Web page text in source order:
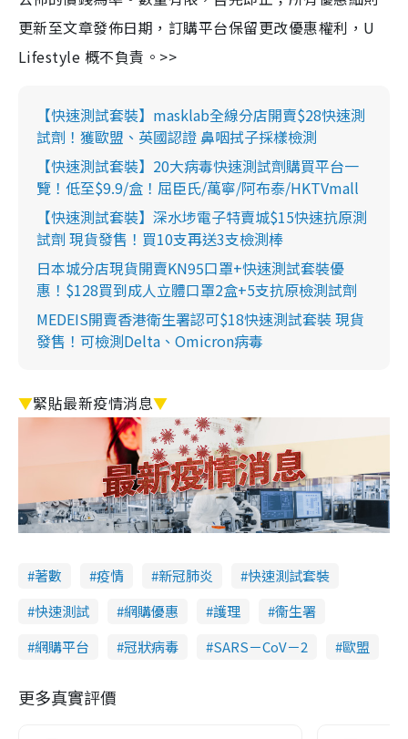
更新至文章發佈日期，訂購平台保留更改優惠權利，U
Lifestyle 概不負責。>>
【快速測試套裝】masklab全線分店開賣$28快速測
試劑！獲歐盟、英國認證 鼻咽拭子採樣檢測
【快速測試套裝】20大病毒快速測試劑購買平台一
覽！低至$9.9/盒！屈臣氏/萬寧/阿布泰/HKTVmall
【快速測試套裝】深水埗電子特賣城$15快速抗原測
試劑 現貨發售！買10支再送3支檢測棒
日本城分店現貨開賣KN95口罩+快速測試套裝優
惠！$128買到成人立體口罩2盒+5支抗原檢測試劑
MEDEIS開賣香港衛生署認可$18快速測試套裝 現貨
發售！可檢測Delta、Omicron病毒
▼緊貼最新疫情消息▼
著數 疫情 新冠肺炎
快速測試套裝
快速測試
網購優惠 護理
衞生署
網購平台
冠狀病毒 SARS－CoV－2 歐盟
更多真實評價